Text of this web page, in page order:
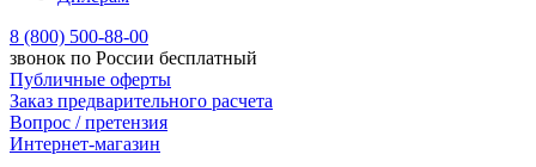
8 (800) 500-88-00
звонок по России бесплатный
Публичные оферты
Заказ предварительного расчета
Вопрос / претензия
Интернет-магазин